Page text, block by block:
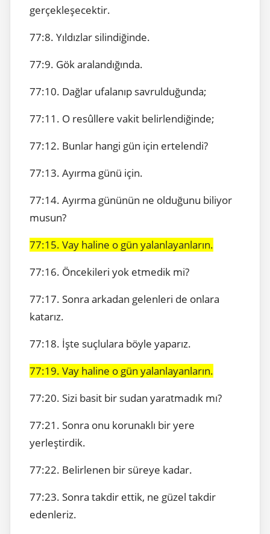
gerçekleşecektir.
77:8. Yıldızlar silindiğinde.
77:9. Gök aralandığında.
77:10. Dağlar ufalanıp savrulduğunda;
77:11. O resûllere vakit belirlendiğinde;
77:12. Bunlar hangi gün için ertelendi?
77:13. Ayırma günü için.
77:14. Ayırma gününün ne olduğunu biliyor
musun?
77:15. Vay haline o gün yalanlayanların.
77:16. Öncekileri yok etmedik mi?
77:17. Sonra arkadan gelenleri de onlara
katarız.
77:18. İşte suçlulara böyle yaparız.
77:19. Vay haline o gün yalanlayanların.
77:20. Sizi basit bir sudan yaratmadık mı?
77:21. Sonra onu korunaklı bir yere
yerleştirdik.
77:22. Belirlenen bir süreye kadar.
77:23. Sonra takdir ettik, ne güzel takdir
edenleriz.